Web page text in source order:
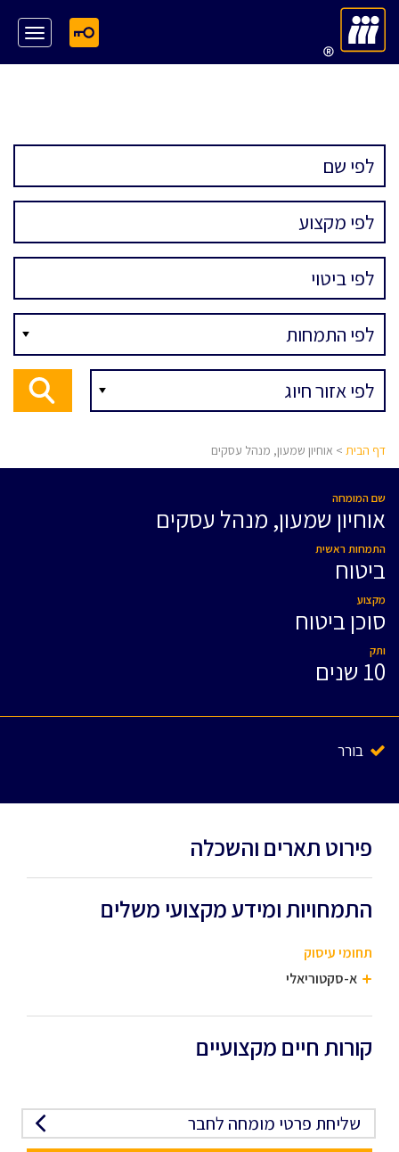
דף הבית > אוחיון שמעון, מנהל עסקים
שם המומחה
אוחיון שמעון, מנהל עסקים
התמחות ראשית
ביטוח
מקצוע
סוכן ביטוח
ותק
10 שנים
בורר
פירוט תארים והשכלה
התמחויות ומידע מקצועי משלים
תחומי עיסוק
א-סקטוריאלי
קורות חיים מקצועיים
שליחת פרטי מומחה לחבר